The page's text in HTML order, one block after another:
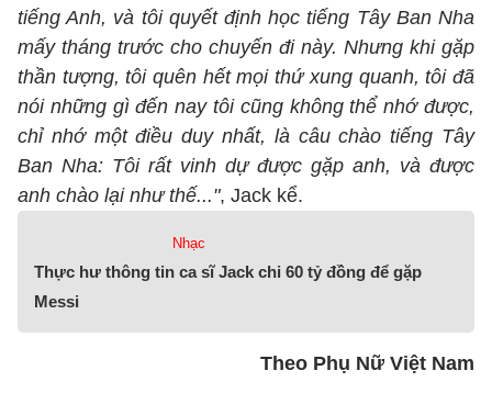
tiếng Anh, và tôi quyết định học tiếng Tây Ban Nha
mấy tháng trước cho chuyến đi này. Nhưng khi gặp
thần tượng, tôi quên hết mọi thứ xung quanh, tôi đã
nói những gì đến nay tôi cũng không thể nhớ được,
chỉ nhớ một điều duy nhất, là câu chào tiếng Tây
Ban Nha: Tôi rất vinh dự được gặp anh, và được
anh chào lại như thế...", Jack kể.
Nhạc
Thực hư thông tin ca sĩ Jack chi 60 tỷ đồng để gặp
Messi
Theo Phụ Nữ Việt Nam